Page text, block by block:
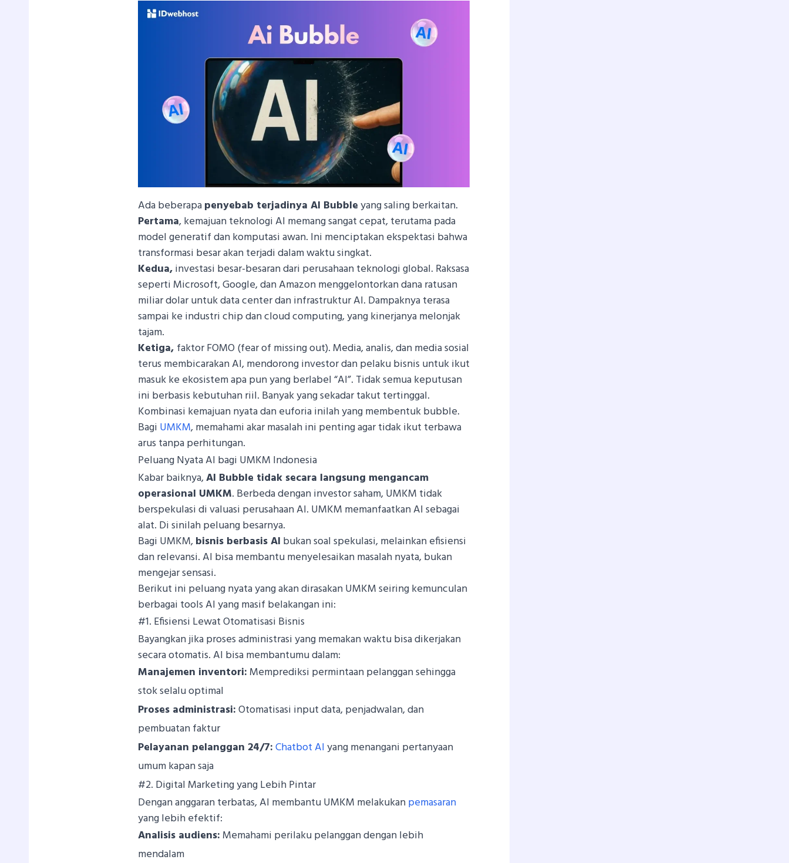
Ada beberapapenyebab terjadinya AI Bubbleyang saling berkaitan.
Pertama, kemajuan teknologi AI memang sangat cepat, terutama pada
model generatif dan komputasi awan. Ini menciptakan ekspektasi bahwa
transformasi besar akan terjadi dalam waktu singkat.
Kedua,investasi besar-besaran dari perusahaan teknologi global. Raksasa
seperti Microsoft, Google, dan Amazon menggelontorkan dana ratusan
miliar dolar untuk data center dan infrastruktur AI. Dampaknya terasa
sampai ke industri chip dan cloud computing, yang kinerjanya melonjak
tajam.
Ketiga, faktor FOMO (fear of missing out). Media, analis, dan media sosial
terus membicarakan AI, mendorong investor dan pelaku bisnis untuk ikut
masuk ke ekosistem apa pun yang berlabel “AI”. Tidak semua keputusan
ini berbasis kebutuhan riil. Banyak yang sekadar takut tertinggal.
Kombinasi kemajuan nyata dan euforia inilah yang membentuk bubble.
Bagi UMKM, memahami akar masalah ini penting agar tidak ikut terbawa
arus tanpa perhitungan.
Peluang Nyata AI bagi UMKM Indonesia
Kabar baiknya,AI Bubble tidak secara langsung mengancam
operasional UMKM. Berbeda dengan investor saham, UMKM tidak
berspekulasi di valuasi perusahaan AI. UMKM memanfaatkan AI sebagai
alat. Di sinilah peluang besarnya.
Bagi UMKM,bisnis berbasis AI bukan soal spekulasi, melainkan efisiensi
dan relevansi. AI bisa membantu menyelesaikan masalah nyata, bukan
mengejar sensasi.
Berikut ini peluang nyata yang akan dirasakan UMKM seiring kemunculan
berbagai tools AI yang masif belakangan ini:
#1. Efisiensi Lewat Otomatisasi Bisnis
Bayangkan jika proses administrasi yang memakan waktu bisa dikerjakan
secara otomatis. AI bisa membantumu dalam:
Manajemen inventori: Memprediksi permintaan pelanggan sehingga
stok selalu optimal
Proses administrasi:Otomatisasi input data, penjadwalan, dan
pembuatan faktur
Pelayanan pelanggan 24/7:Chatbot AIyang menangani pertanyaan
umum kapan saja
#2. Digital Marketing yang Lebih Pintar
Dengan anggaran terbatas, AI membantu UMKM melakukanpemasaran
yang lebih efektif:
Analisis audiens: Memahami perilaku pelanggan dengan lebih
mendalam